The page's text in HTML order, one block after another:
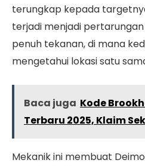
terungkap kepada
terjadi menjadi
penuh tekanan, di mana
mengetahui lokasi satu
Baca juga Kode
Terbaru 2025, Klaim
Mekanik ini membuat